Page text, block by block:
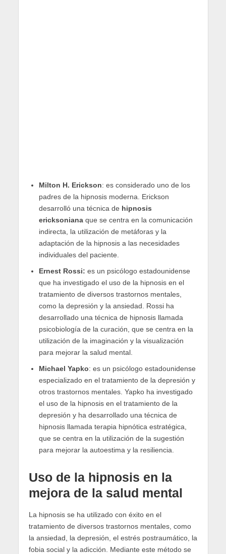
Milton H. Erickson: es considerado uno de los
padres de la hipnosis moderna. Erickson
desarrolló una técnica de hipnosis
ericksonianaque se centra en la comunicación
indirecta, la utilización de metáforas y la
adaptación de la hipnosis a las necesidades
individuales del paciente.
Ernest Rossi: es un psicólogo estadounidense
que ha investigado el uso de la hipnosis en el
tratamiento de diversos trastornos mentales,
como la depresión y la ansiedad. Rossi ha
desarrollado una técnica de hipnosis llamada
psicobiología de la curación, que se centra en la
utilización de la imaginación y la visualización
para mejorar la salud mental.
Michael Yapko: es un psicólogo estadounidense
especializado en el tratamiento de la depresión y
otros trastornos mentales. Yapko ha investigado
el uso de la hipnosis en el tratamiento de la
depresión y ha desarrollado una técnica de
hipnosis llamada terapia hipnótica estratégica,
que se centra en la utilización de la sugestión
para mejorar la autoestima y la resiliencia.
Uso de la hipnosis en la
mejora de la salud mental
La hipnosis se ha utilizado con éxito en el
tratamiento de diversos trastornos mentales, como
la ansiedad, la depresión, el estrés postraumático, la
fobia social y la adicción. Mediante este método se